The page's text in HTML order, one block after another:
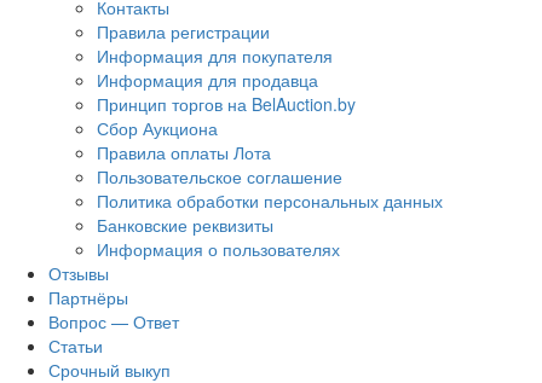
Контакты
Правила регистрации
Информация для покупателя
Информация для продавца
Принцип торгов на BelAuction.by
Сбор Аукциона
Правила оплаты Лота
Пользовательское соглашение
Политика обработки персональных данных
Банковские реквизиты
Информация о пользователях
Отзывы
Партнёры
Вопрос — Ответ
Статьи
Срочный выкуп